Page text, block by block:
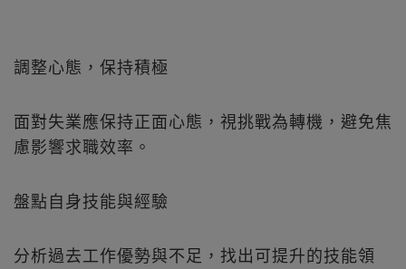
調整心態，保持積極
面對失業應保持正面心態，視挑戰為轉機，避免焦
慮影響求職效率。
盤點自身技能與經驗
分析過去工作優勢與不足，找出可提升的技能領